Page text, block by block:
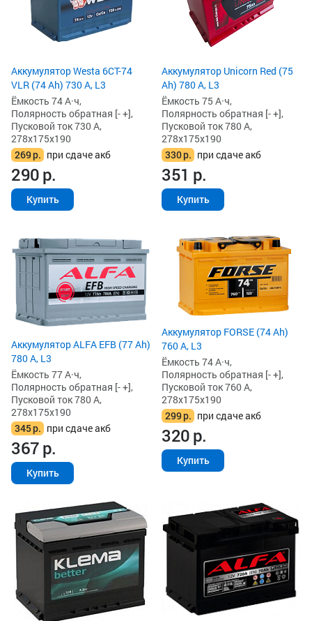
Аккумулятор Westa 6СТ-74
VLR (74 Ah) 730 А, L3
Ёмкость 74 А·ч,
Полярность обратная [- +],
Пусковой ток 730 А,
278x175x190
269р. при сдаче акб
290р.
Купить
Аккумулятор Unicorn Red (75
Ah) 780 А, L3
Ёмкость 75 А·ч,
Полярность обратная [- +],
Пусковой ток 780 А,
278x175x190
330р. при сдаче акб
351 р.
Купить
Аккумулятор ALFA EFB (77 Ah)
780 А, L3
Ёмкость 77 А·ч,
Полярность обратная [- +],
Пусковой ток 780 А,
278x175x190
345р. при сдаче акб
367р.
Купить
Аккумулятор FORSE (74 Ah)
760 А, L3
Ёмкость 74 А·ч,
Полярность обратная [- +],
Пусковой ток 760 А,
278x175x190
299р. при сдаче акб
320р.
Купить